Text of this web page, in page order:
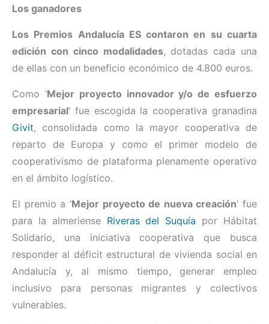
Los ganadores
Los Premios Andalucía ES contaron en su cuarta
edición con cinco modalidades, dotadas cada una
de ellas con un beneficio económico de 4.800 euros.
Como ‘Mejor proyecto innovador y/o de esfuerzo
empresarial‘ fue escogida la cooperativa granadina
Givit, consolidada como la mayor cooperativa de
reparto de Europa y como el primer modelo de
cooperativismo de plataforma plenamente operativo
en el ámbito logístico.
El premio a ‘Mejor proyecto de nueva creación‘ fue
para la almeriense Riveras del Suquía por Hábitat
Solidario, una iniciativa cooperativa que busca
responder al déficit estructural de vivienda social en
Andalucía y, al mismo tiempo, generar empleo
inclusivo para personas migrantes y colectivos
vulnerables.